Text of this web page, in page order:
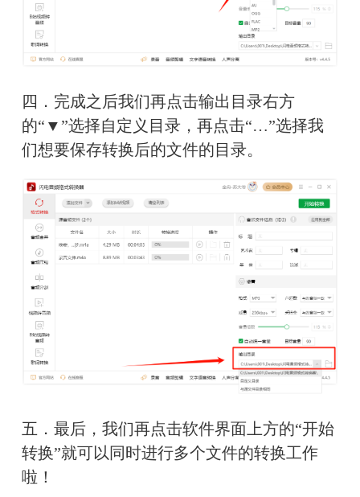
四．完成之后我们再点击输出目录右方
的“▼”选择自定义目录，再点击“…”选择我
们想要保存转换后的文件的目录。
五．最后，我们再点击软件界面上方的“开始
转换”就可以同时进行多个文件的转换工作
啦！